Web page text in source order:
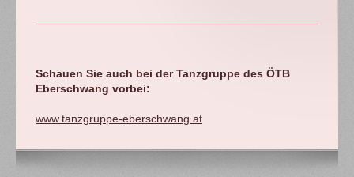
Schauen Sie auch bei der Tanzgruppe des ÖTB
Eberschwang vorbei:
www.tanzgruppe-eberschwang.at